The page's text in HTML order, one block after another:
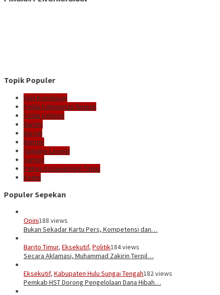
Topik Populer
Giat Kepolisian
Polda Kalimantan Tengah
Polda Kalteng
Bartim
Barsel
Buntok
Tamiang Layang
Sampit
Polres Kotawaringin Timur
Kotim
Populer Sepekan
Opini188 views
Bukan Sekadar Kartu Pers, Kompetensi dan…
Barito Timur, Eksekutif, Politik184 views
Secara Aklamasi, Muhammad Zakirin Terpil…
Eksekutif, Kabupaten Hulu Sungai Tengah182 views
Pemkab HST Dorong Pengelolaan Dana Hibah…